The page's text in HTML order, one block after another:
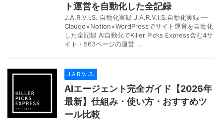
ト運営を自動化した全記録
J.A.R.V.I.S. 自動化実録 J.A.R.V.I.S.自動化実録 —
Claude×Notion×WordPressでサイト運営を自動化
した全記録 AI自動化でKiller Picks Express含む4サ
イト・563ページの運営 …
J.A.R.V.I.S.
AIエージェント完全ガイド【2026年
最新】仕組み・使い方・おすすめツ
ール比較